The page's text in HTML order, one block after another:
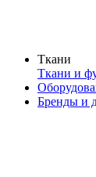
Ткани
Ткани и
Бренды и